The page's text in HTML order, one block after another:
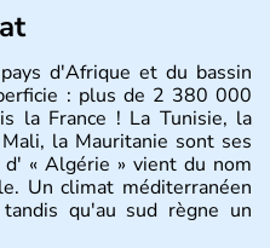
d'Afrique et du bassin
: plus de 2 380 000
la France ! La Tunisie, la
la Mauritanie sont ses
« Algérie » vient du nom
Un climat méditerranéen
qu'au sud règne un